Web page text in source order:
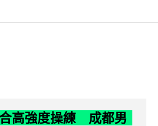
高強度操練 成都男